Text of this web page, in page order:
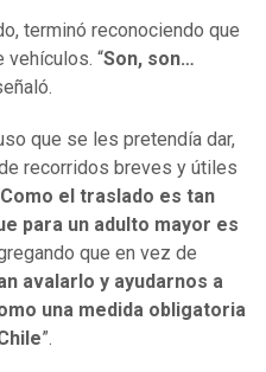
terminó reconociendo que
“Son, son…
que se les pretendía dar,
recorridos breves y útiles
Como el traslado es tan
para un adulto mayor es
que en vez de
avalarlo y ayudarnos a
una medida obligatoria
”.